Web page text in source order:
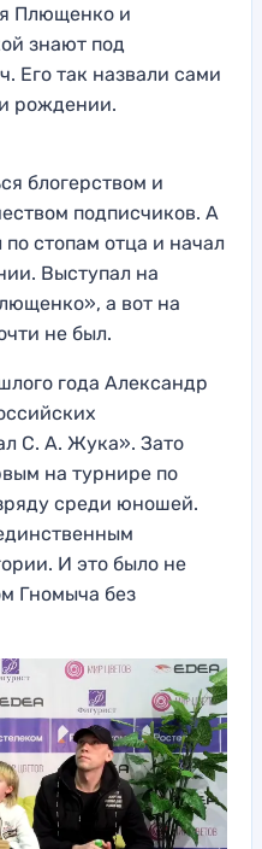
Плющенко и
знают под
Его так назвали сами
рождении.
блогерством и
подписчиков. А
стопам отца и начал
Выступал на
а вот на
не был.
года Александр
С. А. Жука». Зато
на турнире по
среди юношей.
И это было не
Гномыча без